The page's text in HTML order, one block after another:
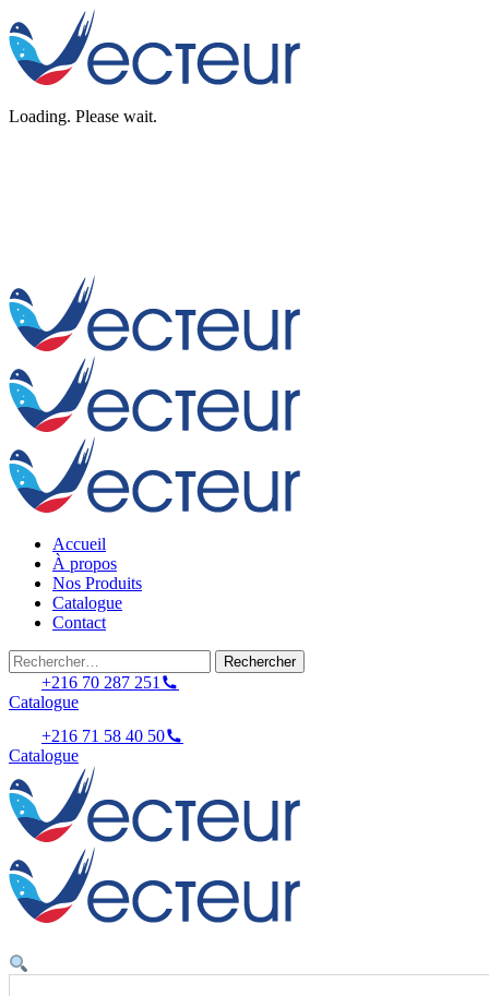
Loading. Please wait.
to
content
Accueil
À propos
Nos Produits
Catalogue
Contact
Rechercher :
+216 70 287 251
Catalogue
+216 71 58 40 50
Catalogue